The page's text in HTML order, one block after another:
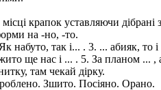
крапок уставляючи дібрані з
на -но, -то.
набуто, так і... . 3. ... абияк, то і
ще нас і ... . 5. За планом ... ,
там чекай дірку.
Зшито. Посіяно. Орано.